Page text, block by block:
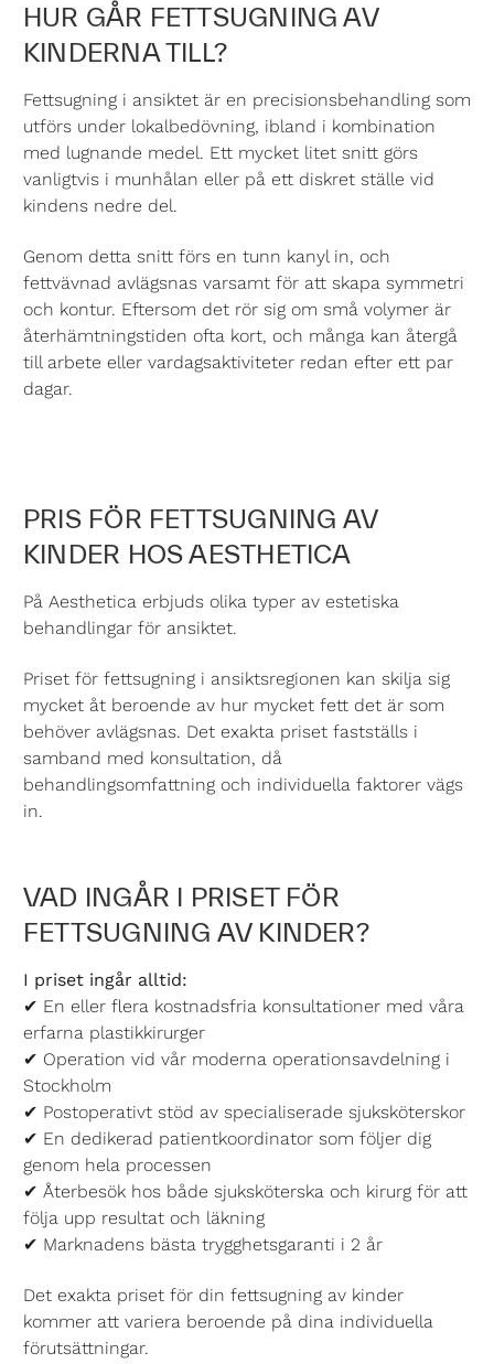
HUR GÅR FETTSUGNING AV
KINDERNA TILL?
Fettsugning i ansiktet är en precisionsbehandling som
utförs under lokalbedövning, ibland i kombination
med lugnande medel. Ett mycket litet snitt görs
vanligtvis i munhålan eller på ett diskret ställe vid
kindens nedre del.
Genom detta snitt förs en tunn kanyl in, och
fettvävnad avlägsnas varsamt för att skapa symmetri
och kontur. Eftersom det rör sig om små volymer är
återhämtningstiden ofta kort, och många kan återgå
till arbete eller vardagsaktiviteter redan efter ett par
dagar.
PRIS FÖR FETTSUGNING AV
KINDER HOS AESTHETICA
På Aesthetica erbjuds olika typer av estetiska
behandlingar för ansiktet.
Priset för fettsugning i ansiktsregionen kan skilja sig
mycket åt beroende av hur mycket fett det är som
behöver avlägsnas. Det exakta priset fastställs i
samband med konsultation, då
behandlingsomfattning och individuella faktorer vägs
in.
VAD INGÅR I PRISET FÖR
FETTSUGNING AV KINDER?
I priset ingår alltid:
✔ En eller flera kostnadsfria konsultationer med våra
erfarna plastikkirurger
✔ Operation vid vår moderna operationsavdelning i
Stockholm
✔ Postoperativt stöd av specialiserade sjuksköterskor
✔ En dedikerad patientkoordinator som följer dig
genom hela processen
✔ Återbesök hos både sjuksköterska och kirurg för att
följa upp resultat och läkning
✔ Marknadens bästa trygghetsgaranti i 2 år
Det exakta priset för din fettsugning av kinder
kommer att variera beroende på dina individuella
förutsättningar.